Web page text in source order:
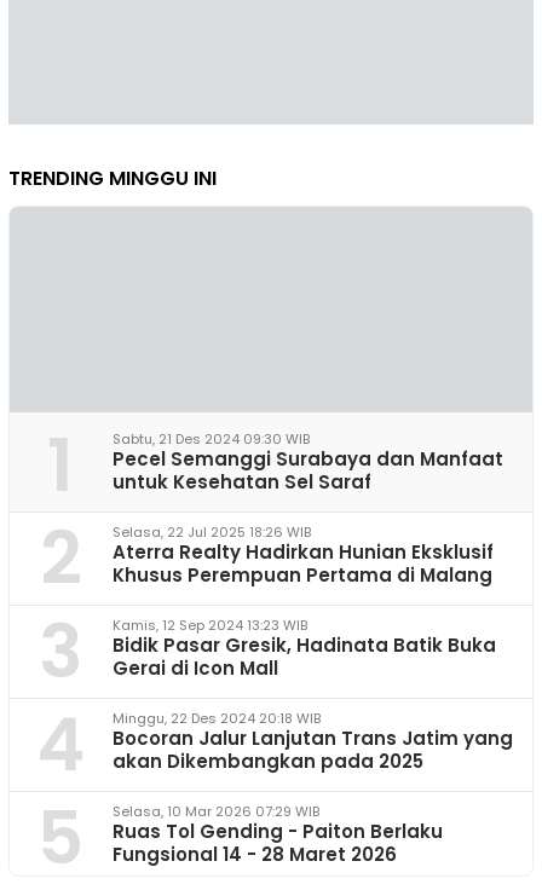
TRENDING MINGGU INI
1 Sabtu, 21 Des 2024 09:30 WIB
Pecel Semanggi Surabaya dan Manfaat
untuk Kesehatan Sel Saraf
2 Selasa, 22 Jul 2025 18:26 WIB
Aterra Realty Hadirkan Hunian Eksklusif
Khusus Perempuan Pertama di Malang
3 Kamis, 12 Sep 2024 13:23 WIB
Bidik Pasar Gresik, Hadinata Batik Buka
Gerai di Icon Mall
4 Minggu, 22 Des 2024 20:18 WIB
Bocoran Jalur Lanjutan Trans Jatim yang
akan Dikembangkan pada 2025
5 Selasa, 10 Mar 2026 07:29 WIB
Ruas Tol Gending - Paiton Berlaku
Fungsional 14 - 28 Maret 2026